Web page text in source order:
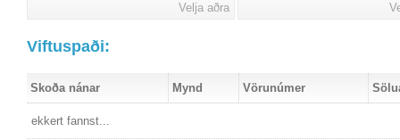
Velja aðra
Viftuspaði:
Skoða nánar Mynd Vörunúmer
ekkert fannst...